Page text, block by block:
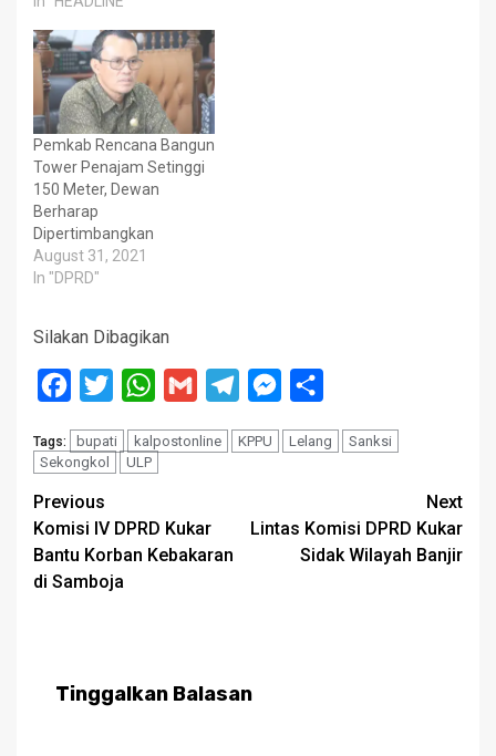
Pemkab Rencana Bangun
Tower Penajam Setinggi
150 Meter, Dewan
Berharap
Dipertimbangkan
August 31, 2021
In "DPRD"
Silakan Dibagikan
Facebook
Twitter WhatsApp
Gmail TelegramMessenger
Tags: bupati kalpostonline KPPU Lelang
Sanksi
Sekongkol
ULP
Post
navigation
Previous
Komisi IV DPRD Kukar
Bantu Korban Kebakaran
di Samboja
Next
Lintas Komisi DPRD Kukar
Sidak Wilayah Banjir
Tinggalkan Balasan